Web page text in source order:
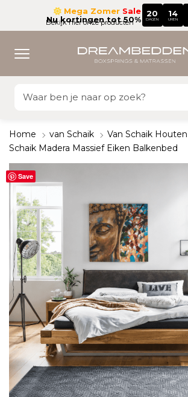
Mega Zomer Sale
Nu kortingen tot 50%
20
DAGEN
14
UREN
Bekijk hier onze producten
Home van Schaik Van Schaik
Schaik Madera Massief Eiken Balkenbed
Save